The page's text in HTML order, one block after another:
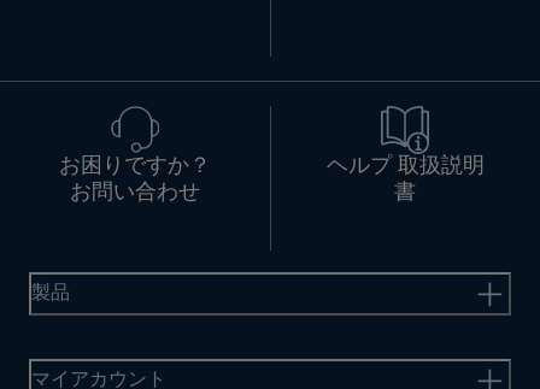
お困りですか？
お問い合わせ
ヘルプ 取扱説明
書
製品
マイアカウント